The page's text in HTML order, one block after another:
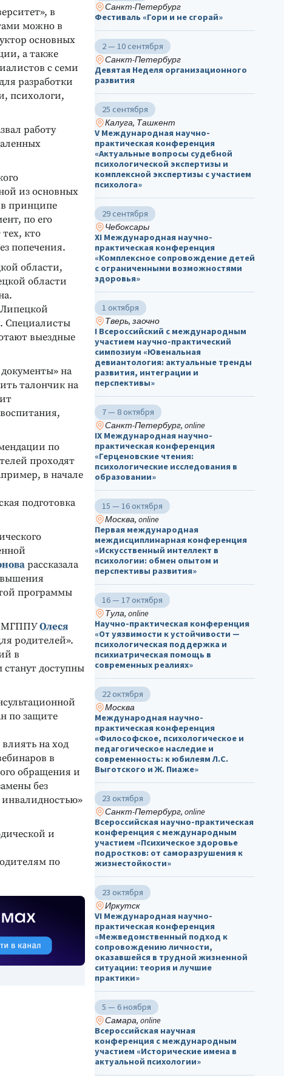
в
можно в
основных
а также
с семи
разработки
психологи,
работу
из основных
в принципе
по его
кто
попечения.
области,
области
Специалисты
выездные
на
талончик на
по
проходят
в начале
подготовка
рассказала
программы
МГППУОлеся
родителей».
в
доступны
по защите
на ход
в
обращения и
без
инвалидностью»
и
по
Санкт-Петербург
Фестиваль «Гори и не сгорай»
2 — 10 сентября
Санкт-Петербург
Девятая Неделя организационного
развития
25 сентября
Калуга, Ташкент
V Международная научно-
практическая конференция
«Актуальные вопросы судебной
психологической экспертизы и
комплексной экспертизы с участием
психолога»
29 сентября
Чебоксары
ХΙ Международная научно-
практическая конференция
«Комплексное сопровождение детей
с ограниченными возможностями
здоровья»
1 октября
Тверь, заочно
I Всероссийский с международным
участием научно-практический
симпозиум «Ювенальная
девиантология: актуальные тренды
развития, интеграции и
перспективы»
7 — 8 октября
Санкт-Петербург, online
IX Международная научно-
практическая конференция
«Герценовские чтения:
психологические исследования в
образовании»
15 — 16 октября
Москва, online
Первая международная
междисциплинарная конференция
«Искусственный интеллект в
психологии: обмен опытом и
перспективы развития»
16 — 17 октября
Тула, online
Научно-практическая конференция
«От уязвимости к устойчивости —
психологическая поддержка и
психиатрическая помощь в
современных реалиях»
22 октября
Москва
Международная научно-
практическая конференция
«Философское, психологическое и
педагогическое наследие и
современность: к юбилеям Л.С.
Выготского и Ж. Пиаже»
23 октября
Санкт-Петербург, online
Всероссийская научно-практическая
конференция с международным
участием «Психическое здоровье
подростков: от саморазрушения к
жизнестойкости»
23 октября
Иркутск
VI Международная научно-
практическая конференция
«Межведомственный подход к
сопровождению личности,
оказавшейся в трудной жизненной
ситуации: теория и лучшие
практики»
5 — 6 ноября
Самара, online
Всероссийская научная
конференция с международным
участием «Исторические имена в
актуальной психологии»